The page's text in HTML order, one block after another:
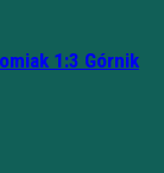
1:3 Górnik